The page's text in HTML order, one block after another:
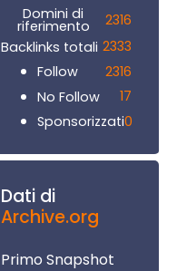
Domini di
riferimento
2316
Backlinks totali 2333
Follow
2316
No Follow
17
Sponsorizzati0
Dati di
Archive.org
Primo Snapshot